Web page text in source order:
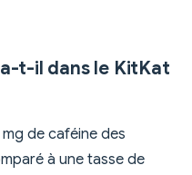
t-il dans le KitKat
de caféine des
à une tasse de